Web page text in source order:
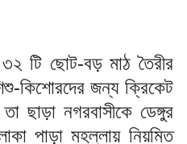
টি ছোট-বড় মাঠ তৈরীর
কিশোরদের জন্য ক্রিকেট
ছাড়া নগরবাসীকে ডেঙ্গুর
পাড়া মহল্লায় নিয়মিত